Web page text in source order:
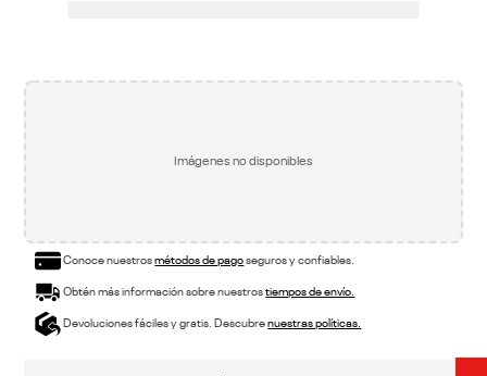
Imágenes no disponibles
Conoce nuestrosmétodos de pagoseguros y confiables.
Obtén más información sobre nuestrostiempos de envío.
Devoluciones fáciles y gratis. Descubrenuestras políticas.